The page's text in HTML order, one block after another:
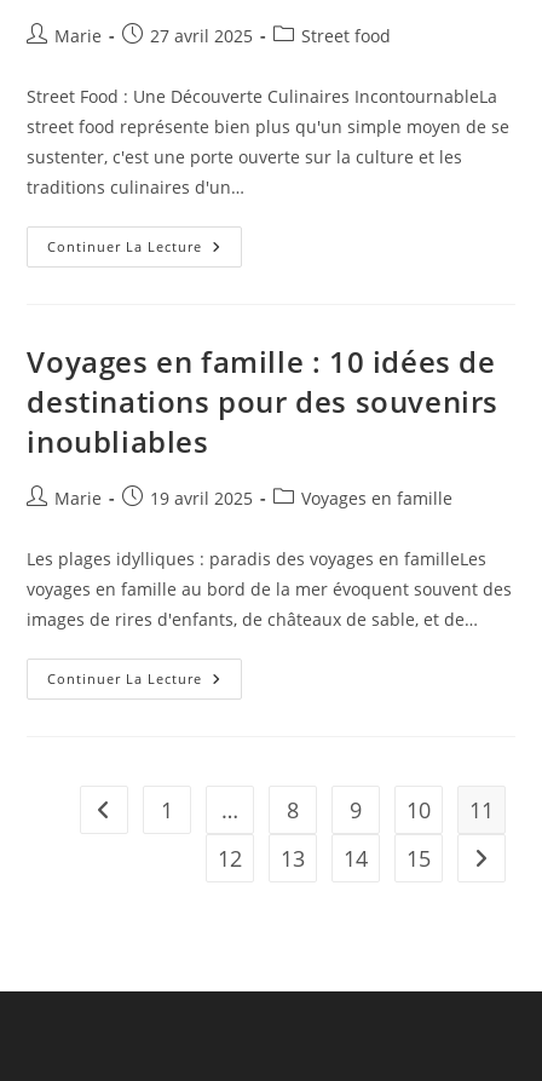
Auteur/autrice
la
publication :
Marie
Publication
27 avril 2025
PostStreet food
Street Food : Une Découverte Culinaires IncontournableLa
street food représente bien plus qu'un simple moyen de se
sustenter, c'est une porte ouverte sur la culture et les
traditions culinaires d'un…
Continuer La Lecture Dégustation
De
Du
Monde
En
10
Escales
Savoureuses
Voyages en famille : 10 idées de
destinations pour des souvenirs
inoubliables
Auteur/autrice
la
publication :
Marie
Publication
19 avril 2025
PostVoyages en famille
Les plages idylliques : paradis des voyages en familleLes
voyages en famille au bord de la mer évoquent souvent des
images de rires d'enfants, de châteaux de sable, et de…
Continuer La Lecture Voyages
En
Destinations
Pour
Souvenirs
Inoubliables
Go to the previous page
1 … 8 9 10
11
12
13 14 15 Aller à